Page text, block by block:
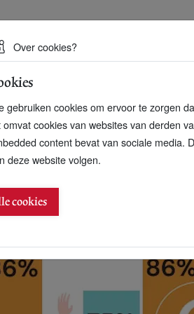
duurzame toekomst
Over cookies?
gebruiken cookies om ervoor te zorgen
omvat cookies van websites van derden
content bevat van sociale media.
deze website volgen.
cookies